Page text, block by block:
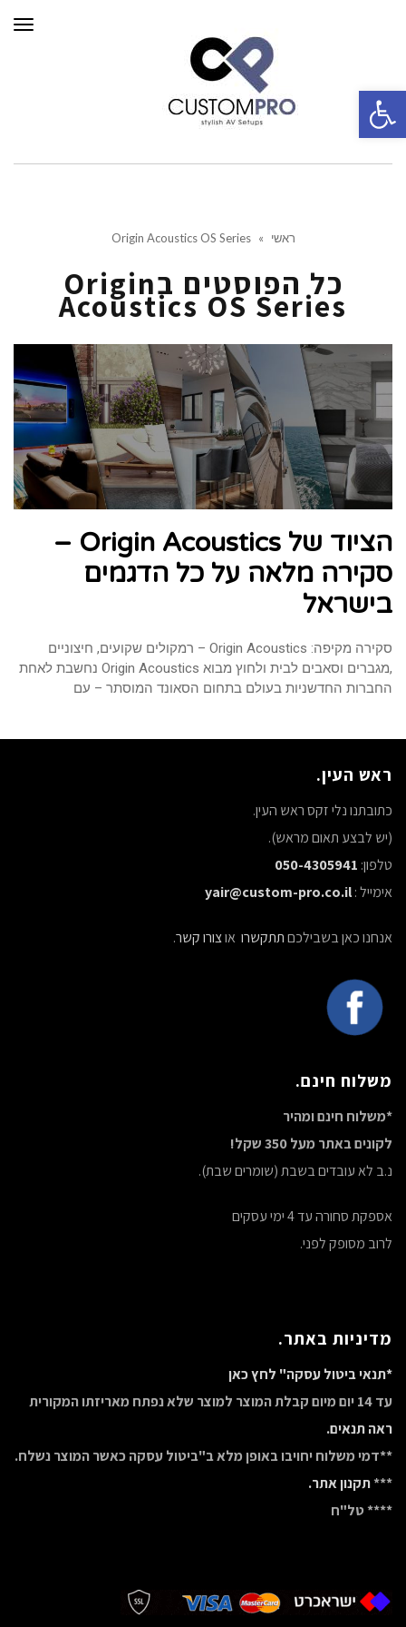
ראשי »
Origin Acoustics OS Series
כל הפוסטים בOrigin
Acoustics OS Series
הציוד של Origin Acoustics –
סקירה מלאה על כל הדגמים
בישראל
סקירה מקיפה: Origin Acoustics – רמקולים שקועים, חיצוניים
,מגברים וסאבים לבית ולחוץ מבוא Origin Acoustics נחשבת לאחת
החברות החדשניות בעולם בתחום הסאונד המוסתר – עם
ראש העין.
כתובתנו נלי זקס ראש העין.
(יש לבצע תאום מראש).
טלפון: 050-4305941
אימייל :yair@custom-pro.co.il
אנחנו כאן בשבילכםתתקשרו אוצורו קשר.
משלוח חינם.
*משלוח חינם ומהיר
לקונים באתר מעל 350 שקל!
נ.ב לא עובדים בשבת (שומרים שבת).
אספקת סחורה עד 4 ימי עסקים
לרוב מסופק לפני.
מדיניות באתר.
*תנאי ביטול עסקה" לחץ כאן
עד 14 יום מיום קבלת המוצר למוצר שלא נפתח מאריזתו המקורית
ראה תנאים.
**דמי משלוח יחויבו באופן מלא ב"ביטול עסקה כאשר המוצר נשלח.
***תקנון אתר.
**** טל"ח
פתח סרגל נגישות